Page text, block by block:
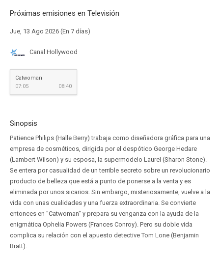
Próximas emisiones en Televisión
Jue, 13 Ago 2026 (En 7 días)
Canal Hollywood
Catwoman
07:05
08:40
Sinopsis
Patience Philips (Halle Berry) trabaja como diseñadora gráfica para una
empresa de cosméticos, dirigida por el despótico George Hedare
(Lambert Wilson) y su esposa, la supermodelo Laurel (Sharon Stone).
Se entera por casualidad de un terrible secreto sobre un revolucionario
producto de belleza que está a punto de ponerse a la venta y es
eliminada por unos sicarios. Sin embargo, misteriosamente, vuelve a la
vida con unas cualidades y una fuerza extraordinaria. Se convierte
entonces en "Catwoman" y prepara su venganza con la ayuda de la
enigmática Ophelia Powers (Frances Conroy). Pero su doble vida
complica su relación con el apuesto detective Tom Lone (Benjamin
Bratt).